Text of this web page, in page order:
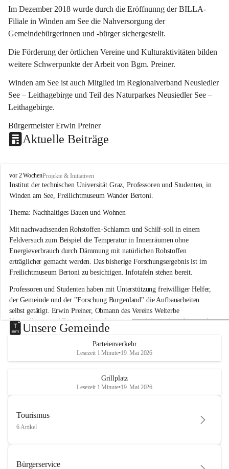
Im Dezember 2018 wurde durch die Eröffnunng der BILLA-
Filiale in Winden am See die Nahversorgung der
Gemeindebürgerinnen und -bürger sichergestellt.
Die Förderung der örtlichen Vereine und Kulturaktivitäten bilden
weitere Schwerpunkte der Arbeit von Bgm. Preiner.
Winden am See ist auch Mitglied im Regionalverband Neusiedler
See – Leithagebirge und Teil des Naturparkes Neusiedler See –
Leithagebirge.
Bürgermeister Erwin Preiner
Aktuelle Beiträge
W
i
n
e
a
m
S
e
e
vor 2 WochenProjekte & Initiativen
Institut der technischen Universität Graz, Professoren und Studenten, in
Winden am See, Freilichtmuseum Wander Bertoni.
Thema: Nachhaltiges Bauen und Wohnen
Mit nachwachsenden Rohstoffen-Schlamm und Schilf-soll in einem
Feldversuch zum Beispiel die Temperatur in Innenräumen ohne
Energieverbrauch durch Dämmung mit natürlichen Rohstoffen
erträglicher gemacht werden. Das bisherige Forschungsergebnis ist im
Freilichtmuseum Bertoni zu besichtigen. Infotafeln stehen bereit.
Professoren und Studenten haben mit Unterstützung freiwilliger Helfer,
der Gemeinde und der "Forschung Burgenland" die Aufbauarbeiten
selbst getätigt. Erwin Preiner, Obmann des Vereins Welterbe
Neusiedlersee und Bgm. ist über die innovative Arbeit sehr erfreut und
hofft auf baldige praktische Anwendung der Forschungsergebnisse.
Gerade in Zeiten des Klimawandels ist jede technologische Innovation
wichtig!
Unsere Gemeinde
Parteienverkehr
Lesezeit 1 Minute•19. Mai 2026
Grillplatz
Lesezeit 1 Minute•19. Mai 2026
Tourismus
6 Artikel
Bürgerservice